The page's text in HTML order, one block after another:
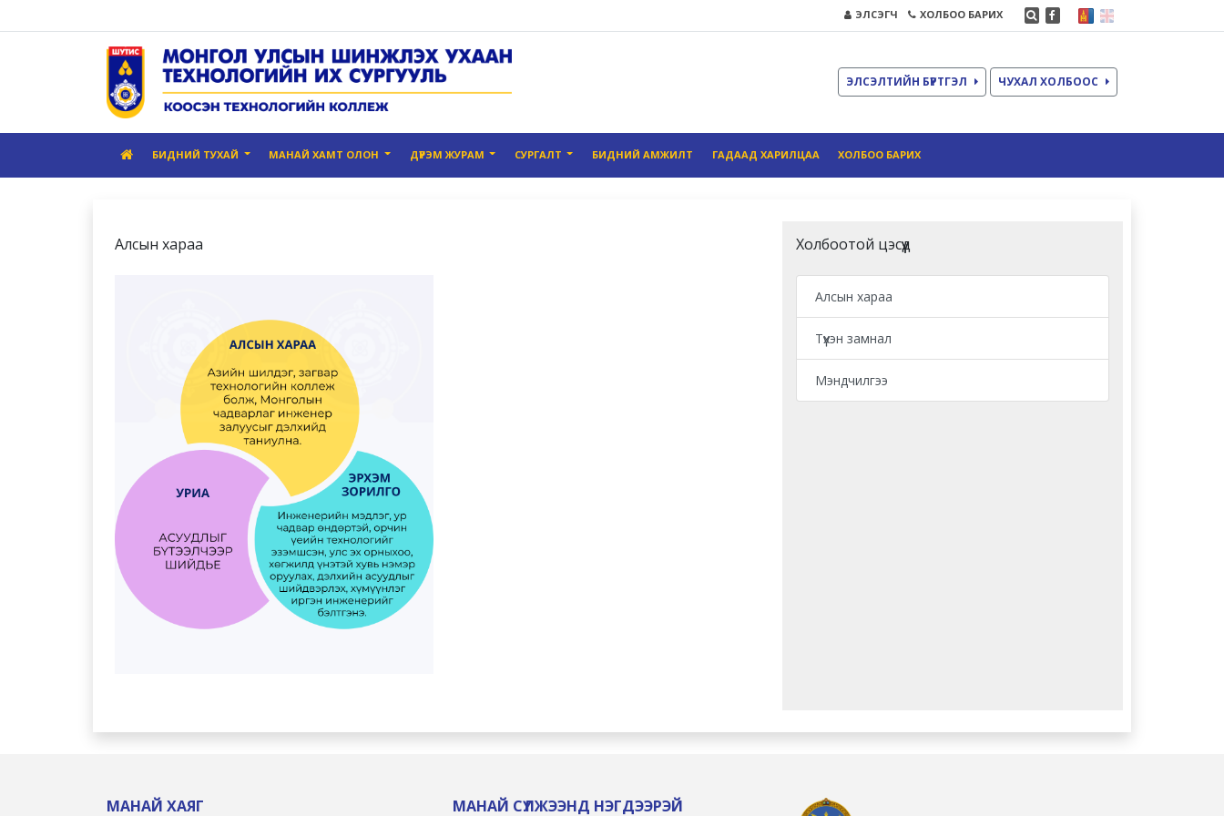
ЭЛСЭГЧ ХОЛБОО БАРИХ
ЭЛСЭЛТИЙН БҮРТГЭЛ ЧУХАЛ ХОЛБООС
БИДНИЙ ТУХАЙ МАНАЙ ХАМТ ОЛОН ДҮРЭМ ЖУРАМ СУРГАЛТ БИДНИЙ АМЖИЛТ ГАДААД ХАРИЛЦАА ХОЛБОО БАРИХ
Алсын хараа Холбоотой цэсүүд
Алсын хараа
Түүхэн замнал
Мэндчилгээ
МАНАЙ ХАЯГ МАНАЙ СҮЛЖЭЭНД НЭГДЭЭРЭЙ